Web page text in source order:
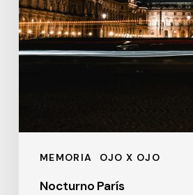
MEMORIA OJO X OJO
Nocturno París